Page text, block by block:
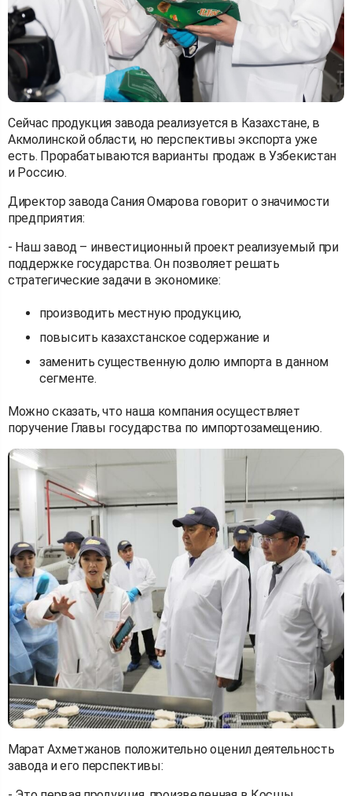
Сейчас продукция завода реализуется в Казахстане, в
Акмолинской области, но перспективы экспорта уже
есть. Прорабатываются варианты продаж в Узбекистан
и Россию.
Директор завода Сания Омарова говорит о значимости
предприятия:
- Наш завод – инвестиционный проект реализуемый при
поддержке государства. Он позволяет решать
стратегические задачи в экономике:
производить местную продукцию,
повысить казахстанское содержание и
заменить существенную долю импорта в данном
сегменте.
Можно сказать, что наша компания осуществляет
поручение Главы государства по импортозамещению.
Марат Ахметжанов положительно оценил деятельность
завода и его перспективы: